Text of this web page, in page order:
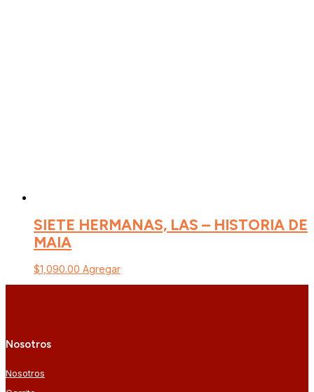
SIETE HERMANAS, LAS – HISTORIA DE
MAIA
$1,090.00 Agregar
Nosotros
Nosotros